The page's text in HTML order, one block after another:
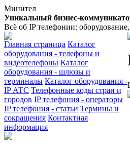
Минител
Уникальный бизнес-
Всё об IP телефонии:
Главная страница Каталог
оборудования - телефоны и
видеотелефоны Каталог
оборудования - шлюзы и
терминалы Каталог оборудования -
IP АТС Телефонные коды стран и
городов IP телефония - операторы
IP телефония - статьи Термины и
сокращения Контактная
информация